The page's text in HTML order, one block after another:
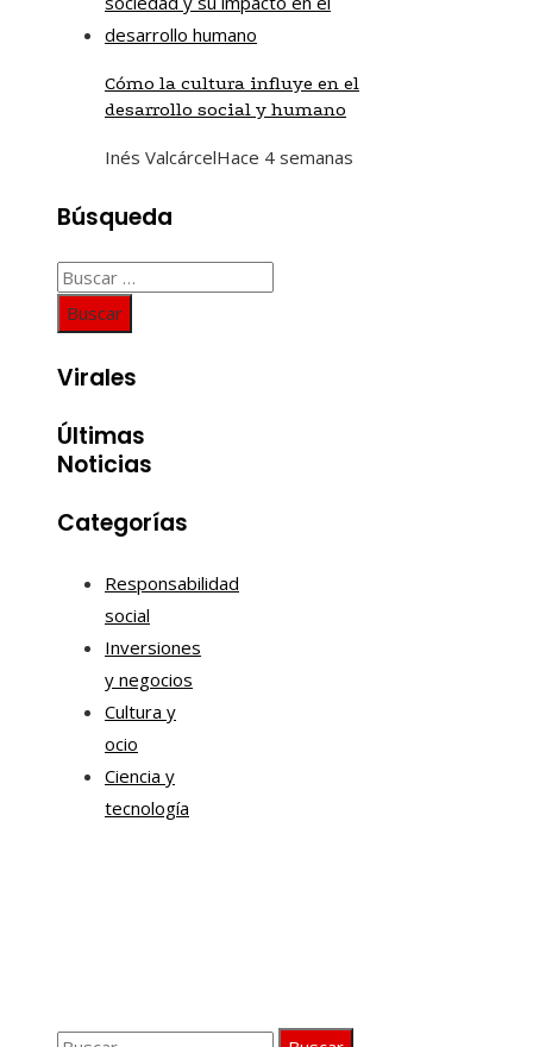
Cómo la cultura influye en el
desarrollo social y humano
Inés ValcárcelHace 4 semanas
Búsqueda
Buscar:
Virales
Últimas
Noticias
Categorías
Responsabilidad
social
Inversiones
y negocios
Cultura y
ocio
Ciencia y
tecnología
Buscar: